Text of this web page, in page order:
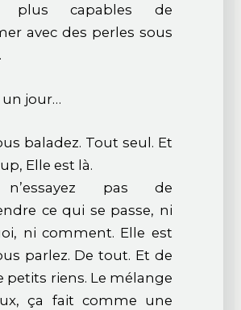
plus capables de
avec des perles sous
un jour…
baladez. Tout seul. Et
Elle est là.
pas de
ce qui se passe, ni
ni comment. Elle est
parlez. De tout. Et de
petits riens. Le mélange
ça fait comme une